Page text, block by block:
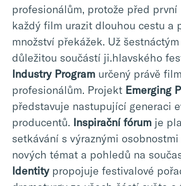
profesionálům, protože před
každý film urazit dlouhou cestu a
množství překážek. Už
důležitou součástí ji.hlavského
Industry Program určený právě
profesionálům. Projekt Emerging
představuje nastupující generaci
producentů. Inspirační fórum je
setkávání s výraznými
nových témat a pohledů na
Identitypropojuje festivalové